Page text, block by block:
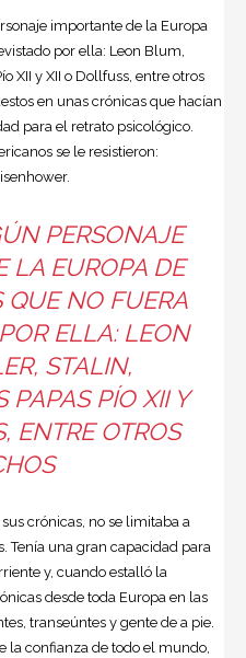
importante de la Europa
por ella: Leon Blum,
XII y XII o Dollfuss, entre otros
en unas crónicas que hacían
para el retrato psicológico.
se le resistieron:
PERSONAJE
LA EUROPA DE
QUE NO FUERA
ELLA: LEON
STALIN,
PAPAS PÍO XII Y
ENTRE OTROS
crónicas, no se limitaba a
Tenía una gran capacidad para
y, cuando estalló la
desde toda Europa en las
transeúntes y gente de a pie.
la confianza de todo el mundo,